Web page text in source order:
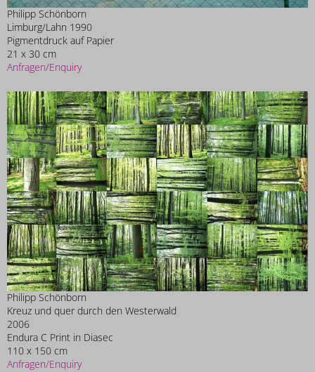
Philipp Schönborn
Limburg/Lahn 1990
Pigmentdruck auf Papier
21 x 30 cm
Anfragen/Enquiry
Philipp Schönborn
Kreuz und quer durch den Westerwald
2006
Endura C Print in Diasec
110 x 150 cm
Anfragen/Enquiry